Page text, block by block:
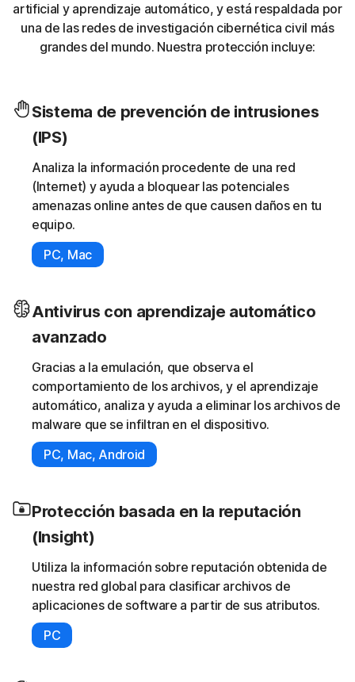
artificial y aprendizaje automático, y está respaldada por
una de las redes de investigación cibernética civil más
grandes del mundo. Nuestra protección incluye:
Sistema de prevención de intrusiones
(IPS)
Analiza la información procedente de una red
(Internet) y ayuda a bloquear las potenciales
amenazas online antes de que causen daños en tu
equipo.
PC, Mac
Antivirus con aprendizaje automático
avanzado
Gracias a la emulación, que observa el
comportamiento de los archivos, y el aprendizaje
automático, analiza y ayuda a eliminar los archivos de
malware que se infiltran en el dispositivo.
PC, Mac, Android
Protección basada en la reputación
(Insight)
Utiliza la información sobre reputación obtenida de
nuestra red global para clasificar archivos de
aplicaciones de software a partir de sus atributos.
PC